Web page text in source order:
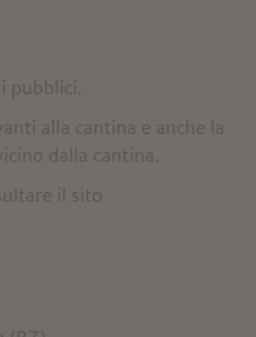
pubblici.
alla cantina e anche la
dalla cantina.
il sito